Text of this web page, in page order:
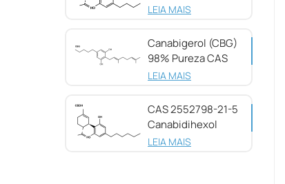
LEIA MAIS
Canabigerol (CBG)
98% Pureza CAS
25654-31-3
LEIA MAIS
CAS 2552798-21-5
Canabidihexol
(CBDH), 98%
LEIA MAIS